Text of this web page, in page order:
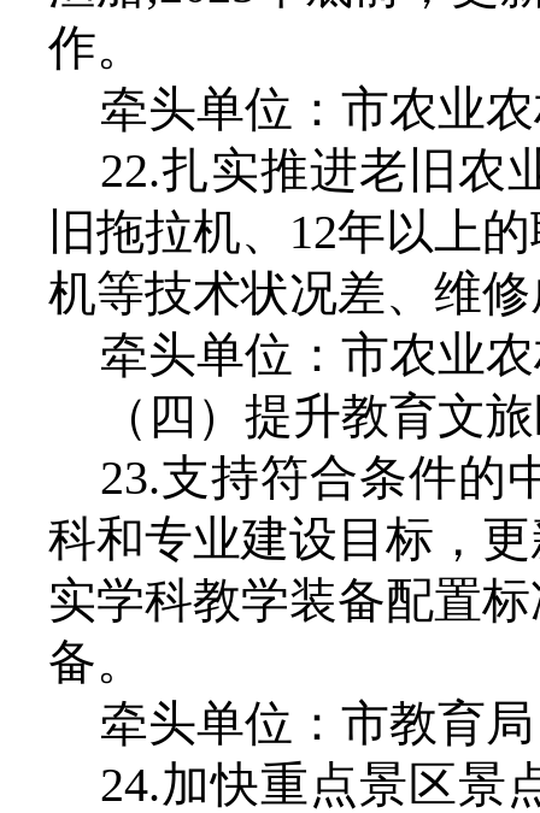
作。
牵头单位：市农业
22.扎实推进老旧农
旧拖拉机、12年以上
机等技术状况差、维
牵头单位：市农业
（四）提升教育文
23.支持符合条件的
科和专业建设目标，
实学科教学装备配置
备。
牵头单位：市教育
24.加快重点景区景